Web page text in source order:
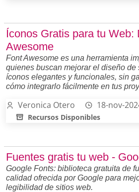
Íconos Gratis para tu Web:
Awesome
Font Awesome es una herramienta
quienes buscan mejorar el diseño de
íconos elegantes y funcionales, sin
cómo integrarlo fácilmente en tus
Veronica Otero 18-nov-
Recursos Disponibles
Fuentes gratis tu web -
Google Fonts: biblioteca gratuita de
calidad ofrecida por Google para
legibilidad de sitios web.